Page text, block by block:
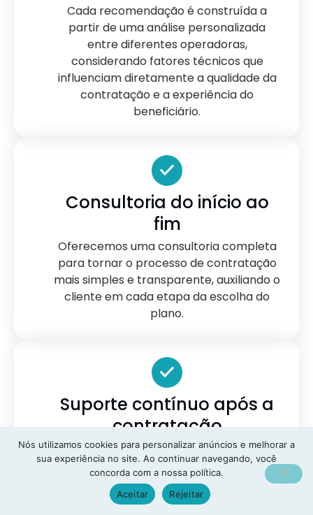
Cada recomendação é construída a
partir de uma análise personalizada
entre diferentes operadoras,
considerando fatores técnicos que
influenciam diretamente a qualidade da
contratação e a experiência do
beneficiário.
Consultoria do início ao
fim
Oferecemos uma consultoria completa
para tornar o processo de contratação
mais simples e transparente, auxiliando o
cliente em cada etapa da escolha do
plano.
Suporte contínuo após a
contratação
Mesmo após a formalização do contrato,
permanecemos disponíveis para
esclarecer dúvidas, orientar sobre a
utilização do plano e auxiliar em situações
Nós utilizamos cookies para personalizar anúncios e melhorar a
sua experiência no site. Ao continuar navegando, você
concorda com a nossa política.
Aceitar
Rejeitar